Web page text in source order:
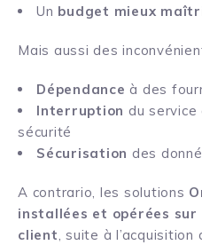
Un budget mieux
Mais aussi des
Dépendance à des
Interruption du
sécurité
Sécurisation des
A contrario, les solutions
installées et opérées
client, suite à l’acquisition